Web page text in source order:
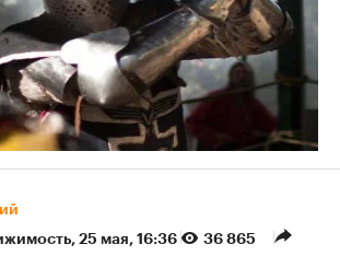
⁠, 25 мая, 16:36 36 865